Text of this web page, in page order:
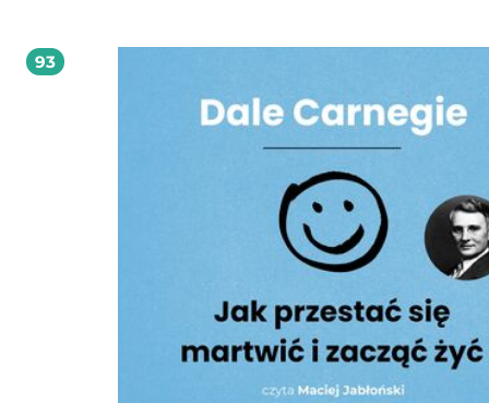
które przeszkadzają w realizacji celów.
93